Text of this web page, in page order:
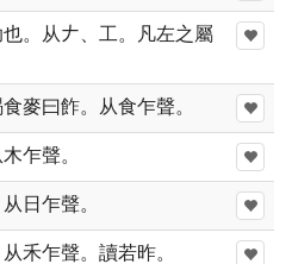
。从𠂇、工。凡左之屬
麥曰飵。从食乍聲。
乍聲。
日乍聲。
禾乍聲。讀若昨。